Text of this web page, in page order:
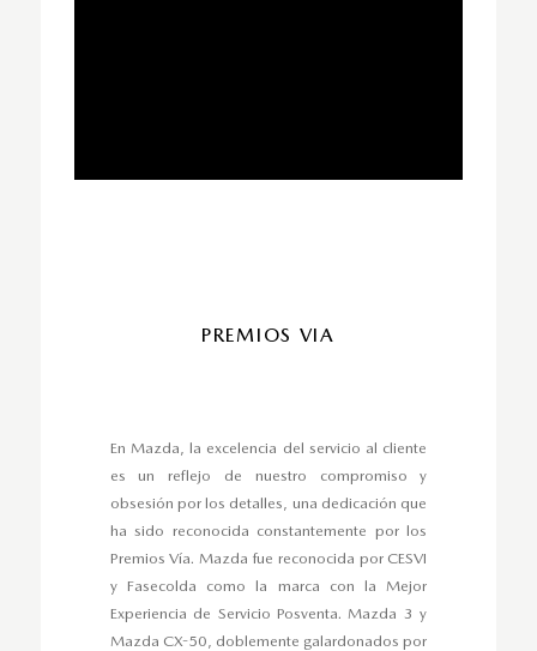
PREMIOS VIA
En Mazda, la excelencia del servicio al cliente
es un reflejo de nuestro compromiso y
obsesión por los detalles, una dedicación que
ha sido reconocida constantemente por los
Premios Vía. Mazda fue reconocida por CESVI
y Fasecolda como la marca con la Mejor
Experiencia de Servicio Posventa. Mazda 3 y
Mazda CX-50, doblemente galardonados por